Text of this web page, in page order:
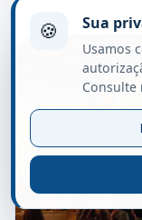
🍪 Sua
Usamos
Consulte